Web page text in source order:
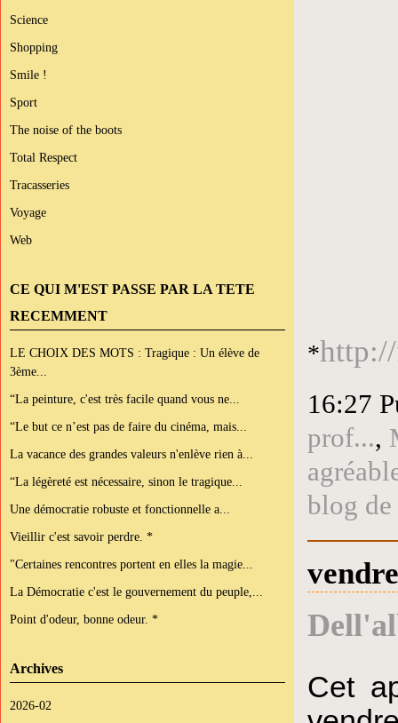
Science
Shopping
Smile !
Sport
The noise of the boots
Total Respect
Tracasseries
Voyage
Web
CE QUI M'EST PASSE PAR LA TETE
RECEMMENT
LE CHOIX DES MOTS : Tragique : Un élève de
3ème...
“La peinture, c'est très facile quand vous ne...
“Le but ce n’est pas de faire du cinéma, mais...
La vacance des grandes valeurs n'enlève rien à...
“La légèreté est nécessaire, sinon le tragique...
Une démocratie robuste et fonctionnelle a...
Vieillir c'est savoir perdre. *
"Certaines rencontres portent en elles la magie...
La Démocratie c'est le gouvernement du peuple,...
Point d'odeur, bonne odeur. *
Archives
2026-02
*
16:27
prof...,
blog
Cet